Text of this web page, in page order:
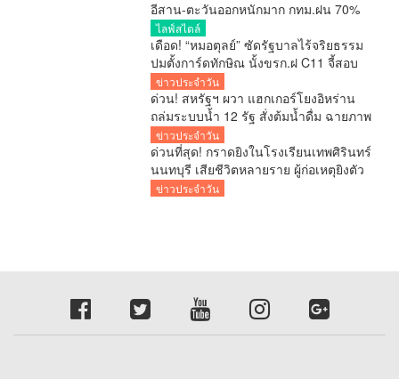
อีสาน-ตะวันออกหนักมาก กทม.ฝน 70%
ใต้คลื่นลมแรง
ไลฟ์สไตล์
เดือด! “หมอตุลย์” ซัดรัฐบาลไร้จริยธรรม
ปมตั้งการ์ดทักษิณ นั้งขรก.ฝ C11 จี้สอบ
ครม. ย้ำกระทบระบบคุณธรรมทั้งประเทศ
ข่าวประจำวัน
ด่วน! สหรัฐฯ ผวา แฮกเกอร์โยงอิหร่าน
ถล่มระบบน้ำ 12 รัฐ สั่งต้มน้ำดื่ม ฉายภาพ
สงครามไซเบอร์เดือด
ข่าวประจำวัน
ด่วนที่สุด! กราดยิงในโรงเรียนเทพศิรินทร์
นนทบุรี เสียชีวิตหลายราย ผู้ก่อเหตุยิงตัว
เองดับ
ข่าวประจำวัน